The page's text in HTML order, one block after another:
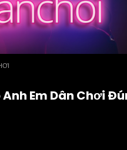
Em Dân Chơi